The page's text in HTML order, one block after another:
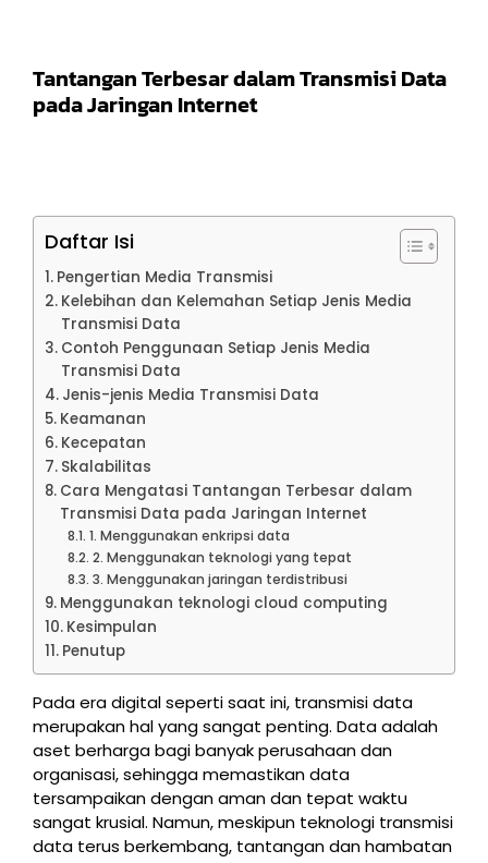
Tantangan Terbesar dalam Transmisi Data
pada Jaringan Internet
Daftar Isi
Pengertian Media Transmisi
Kelebihan dan Kelemahan Setiap Jenis Media
Transmisi Data
Contoh Penggunaan Setiap Jenis Media
Transmisi Data
Jenis-jenis Media Transmisi Data
Keamanan
Kecepatan
Skalabilitas
Cara Mengatasi Tantangan Terbesar dalam
Transmisi Data pada Jaringan Internet
1. Menggunakan enkripsi data
2. Menggunakan teknologi yang tepat
3. Menggunakan jaringan terdistribusi
Menggunakan teknologi cloud computing
Kesimpulan
Penutup
Pada era digital seperti saat ini, transmisi data
merupakan hal yang sangat penting. Data adalah
aset berharga bagi banyak perusahaan dan
organisasi, sehingga memastikan data
tersampaikan dengan aman dan tepat waktu
sangat krusial. Namun, meskipun teknologi transmisi
data terus berkembang, tantangan dan hambatan